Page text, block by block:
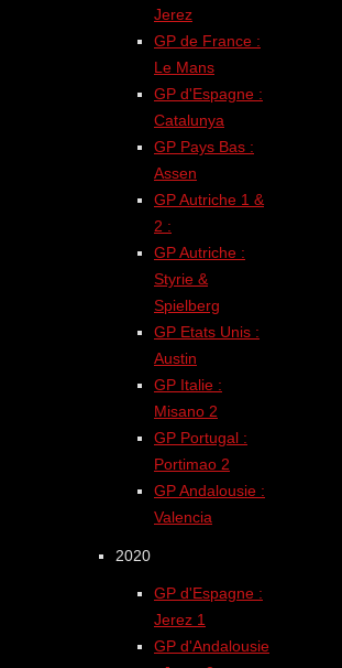
Jerez
GP de France :
Le Mans
GP d'Espagne :
Catalunya
GP Pays Bas :
Assen
GP Autriche 1 &
2 :
GP Autriche :
Styrie &
Spielberg
GP Etats Unis :
Austin
GP Italie :
Misano 2
GP Portugal :
Portimao 2
GP Andalousie :
Valencia
2020
GP d'Espagne :
Jerez 1
GP d'Andalousie